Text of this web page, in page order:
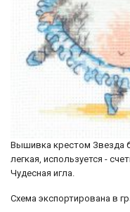
Вышивка крестом Звезда
легкая, используется -
Чудесная игла.
Схема экспортирована в